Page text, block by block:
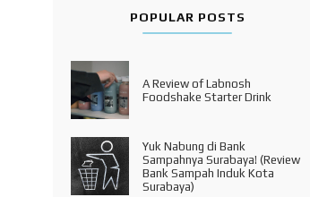
POPULAR POSTS
A Review of Labnosh
Foodshake Starter Drink
Yuk Nabung di Bank
Sampahnya Surabaya! (Review
Bank Sampah Induk Kota
Surabaya)